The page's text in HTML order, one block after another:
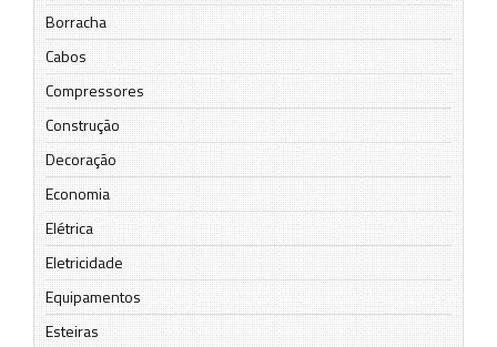
Borracha
Cabos
Compressores
Construção
Decoração
Economia
Elétrica
Eletricidade
Equipamentos
Esteiras